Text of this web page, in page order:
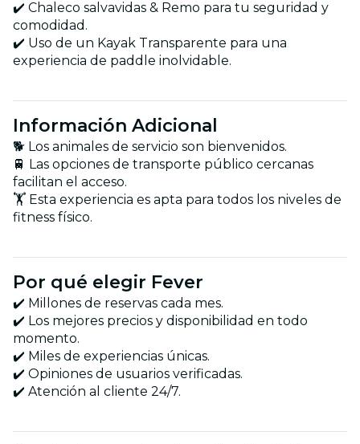
✔️ Chaleco salvavidas & Remo para tu seguridad y
comodidad.
✔️ Uso de un Kayak Transparente para una
experiencia de paddle inolvidable.
Información Adicional
🐕 Los animales de servicio son bienvenidos.
🚆 Las opciones de transporte público cercanas
facilitan el acceso.
🏋️ Esta experiencia es apta para todos los niveles de
fitness físico.
Por qué elegir Fever
✔️ Millones de reservas cada mes.
✔️ Los mejores precios y disponibilidad en todo
momento.
✔️ Miles de experiencias únicas.
✔️ Opiniones de usuarios verificadas.
✔️ Atención al cliente 24/7.